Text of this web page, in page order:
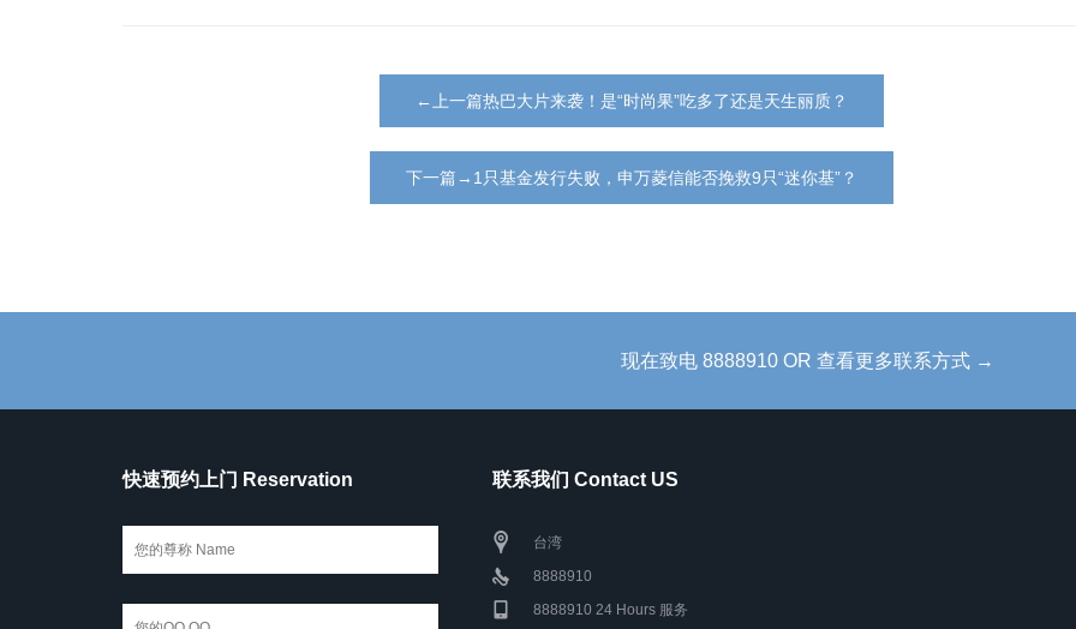
←上一篇热巴大片来袭！是“时尚果”吃多了还是天生丽质？
下一篇→1只基金发行失败，申万菱信能否挽救9只“迷你基”？
现在致电 8888910 OR 查看更多联系方式 →
快速预约上门 Reservation 联系我们 Contact US
台湾
8888910
8888910 24 Hours 服务